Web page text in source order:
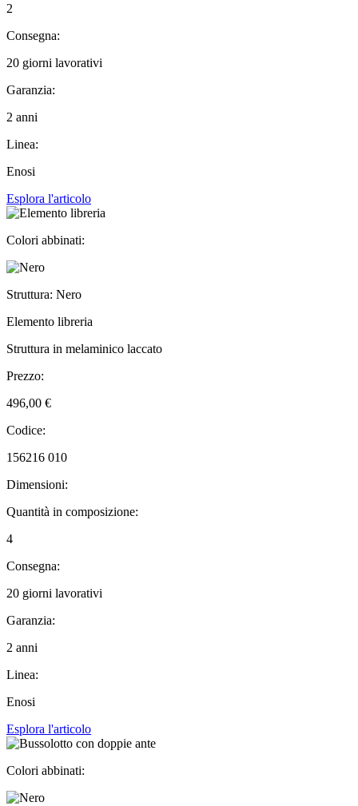
2
Consegna:
20 giorni lavorativi
Garanzia:
2 anni
Linea:
Enosi
Esplora l'articolo
Colori abbinati:
Struttura: Nero
Elemento libreria
Struttura in melaminico laccato
Prezzo:
496,00 €
Codice:
156216 010
Dimensioni:
Quantità in composizione:
4
Consegna:
20 giorni lavorativi
Garanzia:
2 anni
Linea:
Enosi
Esplora l'articolo
Colori abbinati: